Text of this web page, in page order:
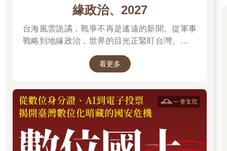
緣政治、2027
台海風雲詭譎，戰爭不再是遙遠的新聞。從軍事
戰略到地緣政治，世界的目光正緊盯台灣。我們
看更多